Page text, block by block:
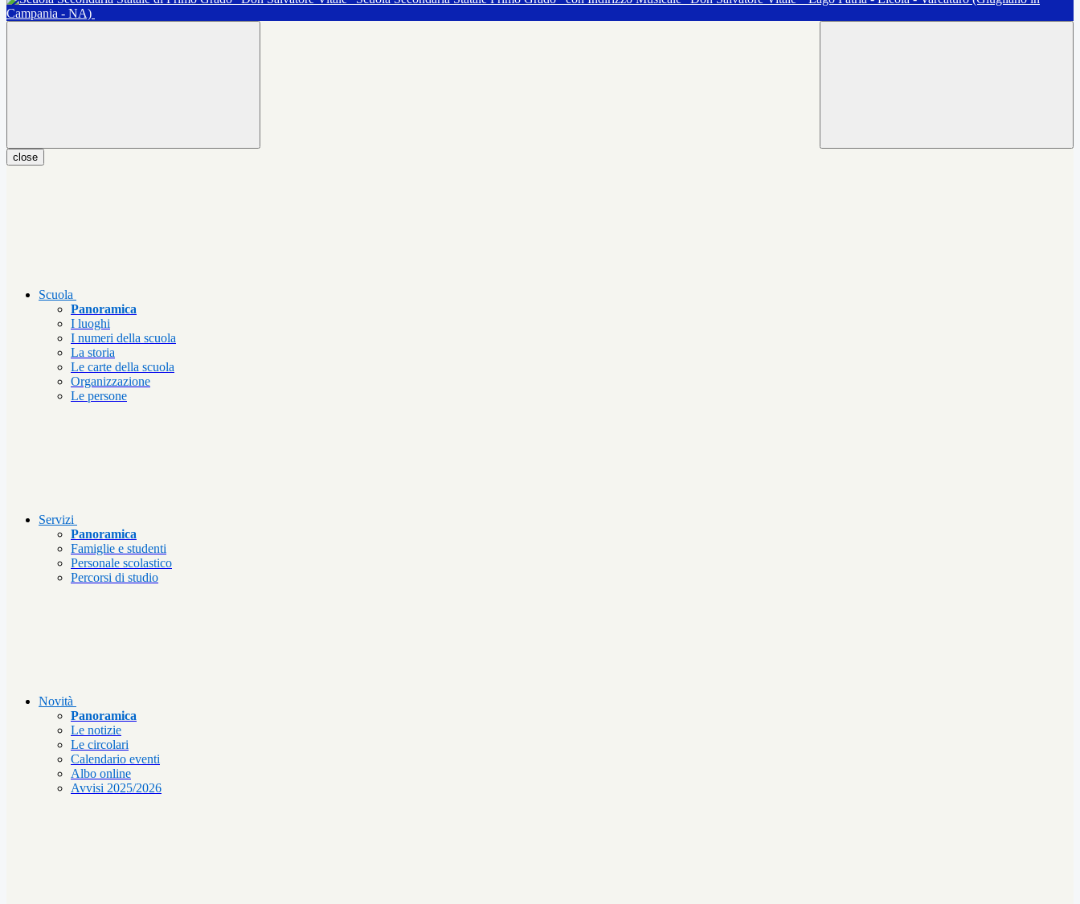
Campania - NA)
close
Scuola
Panoramica
I luoghi
I numeri della scuola
La storia
Le carte della scuola
Organizzazione
Le persone
Servizi
Panoramica
Famiglie e studenti
Personale scolastico
Percorsi di studio
Novità
Panoramica
Le notizie
Le circolari
Calendario eventi
Albo online
Avvisi 2025/2026